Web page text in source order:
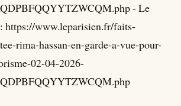
- Le
https://www.leparisien.fr/faits-
rima-hassan-en-garde-a-vue-pour-
02-04-2026-